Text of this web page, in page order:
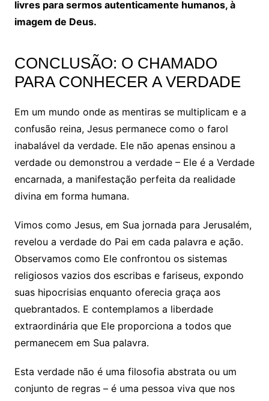
livres para sermos autenticamente humanos, à
imagem de Deus.
CONCLUSÃO: O CHAMADO
PARA CONHECER A VERDADE
Em um mundo onde as mentiras se multiplicam e a
confusão reina, Jesus permanece como o farol
inabalável da verdade. Ele não apenas ensinou a
verdade ou demonstrou a verdade – Ele é a Verdade
encarnada, a manifestação perfeita da realidade
divina em forma humana.
Vimos como Jesus, em Sua jornada para Jerusalém,
revelou a verdade do Pai em cada palavra e ação.
Observamos como Ele confrontou os sistemas
religiosos vazios dos escribas e fariseus, expondo
suas hipocrisias enquanto oferecia graça aos
quebrantados. E contemplamos a liberdade
extraordinária que Ele proporciona a todos que
permanecem em Sua palavra.
Esta verdade não é uma filosofia abstrata ou um
conjunto de regras – é uma pessoa viva que nos